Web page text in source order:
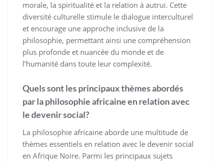
morale, la spiritualité et la relation à autrui. Cette
diversité culturelle stimule le dialogue interculturel
et encourage une approche inclusive de la
philosophie, permettant ainsi une compréhension
plus profonde et nuancée du monde et de
l’humanité dans toute leur complexité.
Quels sont les principaux thèmes abordés
par la philosophie africaine en relation avec
le devenir social?
La philosophie africaine aborde une multitude de
thèmes essentiels en relation avec le devenir social
en Afrique Noire. Parmi les principaux sujets